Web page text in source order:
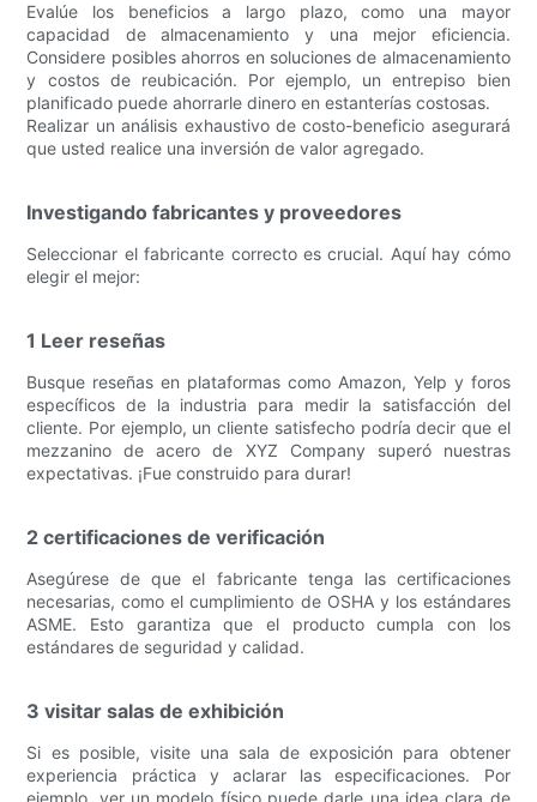
Evalúe los beneficios a largo plazo, como una mayor
capacidad de almacenamiento y una mejor eficiencia.
Considere posibles ahorros en soluciones de almacenamiento
y costos de reubicación. Por ejemplo, un entrepiso bien
planificado puede ahorrarle dinero en estanterías costosas.
Realizar un análisis exhaustivo de costo-beneficio asegurará
que usted realice una inversión de valor agregado.
Investigando fabricantes y proveedores
Seleccionar el fabricante correcto es crucial. Aquí hay cómo
elegir el mejor:
1 Leer reseñas
Busque reseñas en plataformas como Amazon, Yelp y foros
específicos de la industria para medir la satisfacción del
cliente. Por ejemplo, un cliente satisfecho podría decir que el
mezzanino de acero de XYZ Company superó nuestras
expectativas. ¡Fue construido para durar!
2 certificaciones de verificación
Asegúrese de que el fabricante tenga las certificaciones
necesarias, como el cumplimiento de OSHA y los estándares
ASME. Esto garantiza que el producto cumpla con los
estándares de seguridad y calidad.
3 visitar salas de exhibición
Si es posible, visite una sala de exposición para obtener
experiencia práctica y aclarar las especificaciones. Por